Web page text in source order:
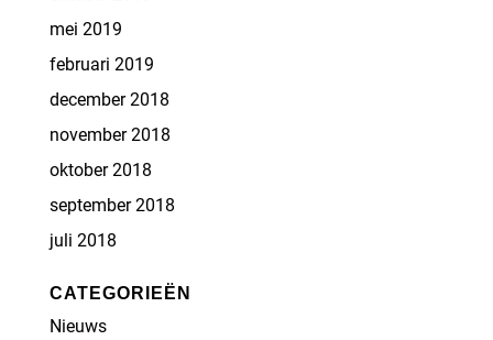
mei 2019
februari 2019
december 2018
november 2018
oktober 2018
september 2018
juli 2018
CATEGORIEËN
Nieuws